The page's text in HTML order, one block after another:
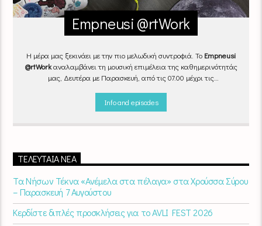
Empneusi @rtWork
Η μέρα μας ξεκινάει με την πιο μελωδική συντροφιά. Το Empneusi
@rtWorkαναλαμβάνει τη μουσική επιμέλεια της καθημερινότητάς
μας, Δευτέρα με Παρασκευή, από τις 07.00 μέχρι τις
εναλλάσσονται αρμονικά, θυμίζοντάς μας πως δουλειά και
Καθημερινά(Δευτέρα-Παρασκευή)
Info and episodes
ΤΕΛΕΥΤΑΊΑ ΝΈΑ
Τα Νήσων Τέκνα «Ανέμελα στα πέλαγα» στα Χρούσσα Σύρου
– Παρασκευή 7 Αυγούστου
Κερδίστε διπλές προσκλήσεις για το AVLI FEST 2026